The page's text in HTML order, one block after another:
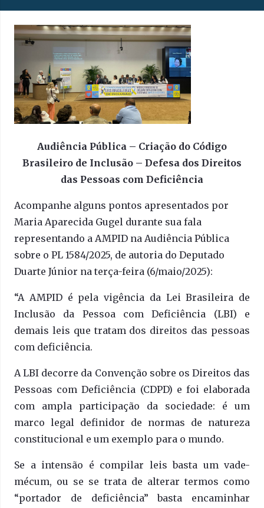
Audiência Pública – Criação do Código
Brasileiro de Inclusão – Defesa dos Direitos
das Pessoas com Deficiência
Acompanhe alguns pontos apresentados por
Maria Aparecida Gugel durante sua fala
representando a AMPID na Audiência Pública
sobre o PL 1584/2025, de autoria do Deputado
Duarte Júnior na terça-feira (6/maio/2025):
“A AMPID é pela vigência da Lei Brasileira de
Inclusão da Pessoa com Deficiência (LBI) e
demais leis que tratam dos direitos das pessoas
com deficiência.
A LBI decorre da Convenção sobre os Direitos das
Pessoas com Deficiência (CDPD) e foi elaborada
com ampla participação da sociedade: é um
marco legal definidor de normas de natureza
constitucional e um exemplo para o mundo.
Se a intensão é compilar leis basta um vade-
mécum, ou se se trata de alterar termos como
“portador de deficiência” basta encaminhar